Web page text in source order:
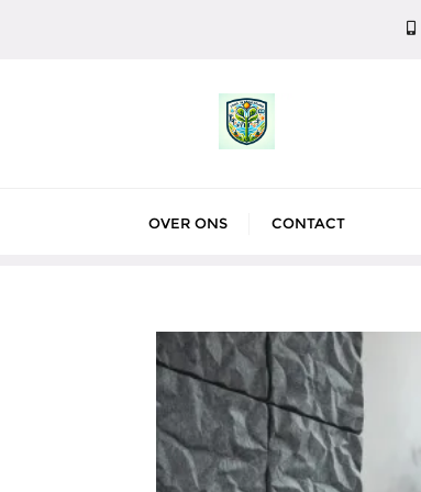
OVER ONS CONTACT